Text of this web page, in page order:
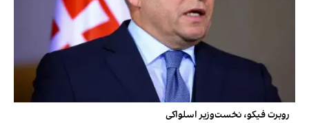
روبرت فیکو، نخست‌وزیر اسلواکی